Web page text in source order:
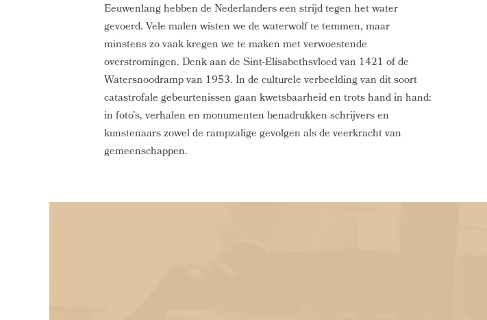
Eeuwenlang hebben de Nederlanders een strijd tegen het water
gevoerd. Vele malen wisten we de waterwolf te temmen, maar
minstens zo vaak kregen we te maken met verwoestende
overstromingen. Denk aan de Sint-Elisabethsvloed van 1421 of de
Watersnoodramp van 1953. In de culturele verbeelding van dit soort
catastrofale gebeurtenissen gaan kwetsbaarheid en trots hand in hand:
in foto’s, verhalen en monumenten benadrukken schrijvers en
kunstenaars zowel de rampzalige gevolgen als de veerkracht van
gemeenschappen.